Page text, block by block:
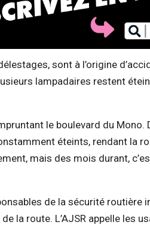
sont à l’origine
lampadaires restent
le boulevard du
éteints, rendant la
mais des mois durant,
de la sécurité routière
la route. L’AJSR appelle les